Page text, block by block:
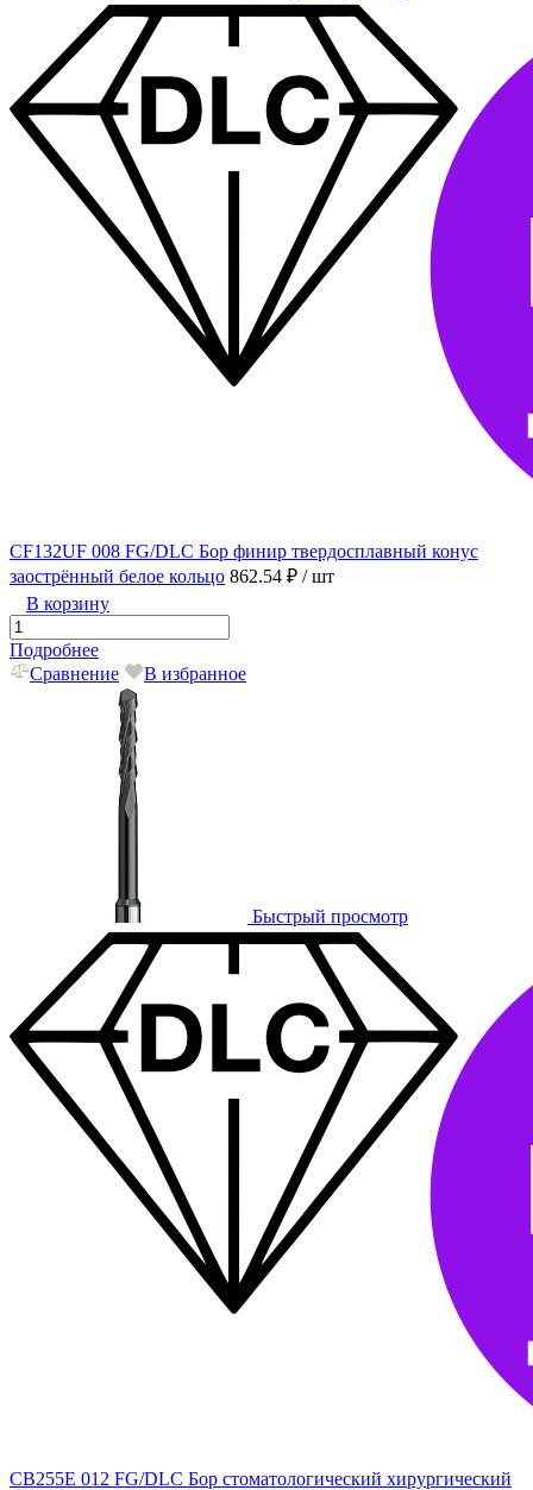
CF132UF 008 FG/DLC Бор финир твердосплавный конус
заострённый белое кольцо 862.54 ₽ / шт
В корзину
Подробнее
Сравнение
В избранное
Быстрый просмотр
CB255E 012 FG/DLC Бор стоматологический хирургический